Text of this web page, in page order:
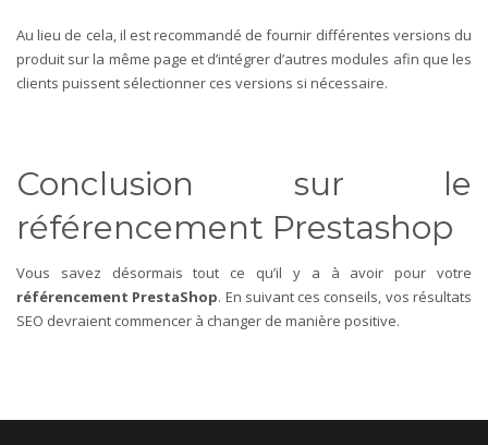
Au lieu de cela, il est recommandé de fournir différentes versions du
produit sur la même page et d’intégrer d’autres modules afin que les
clients puissent sélectionner ces versions si nécessaire.
Conclusion sur le
référencement Prestashop
Vous savez désormais tout ce qu’il y a à avoir pour votre
référencement PrestaShop. En suivant ces conseils, vos résultats
SEO devraient commencer à changer de manière positive.